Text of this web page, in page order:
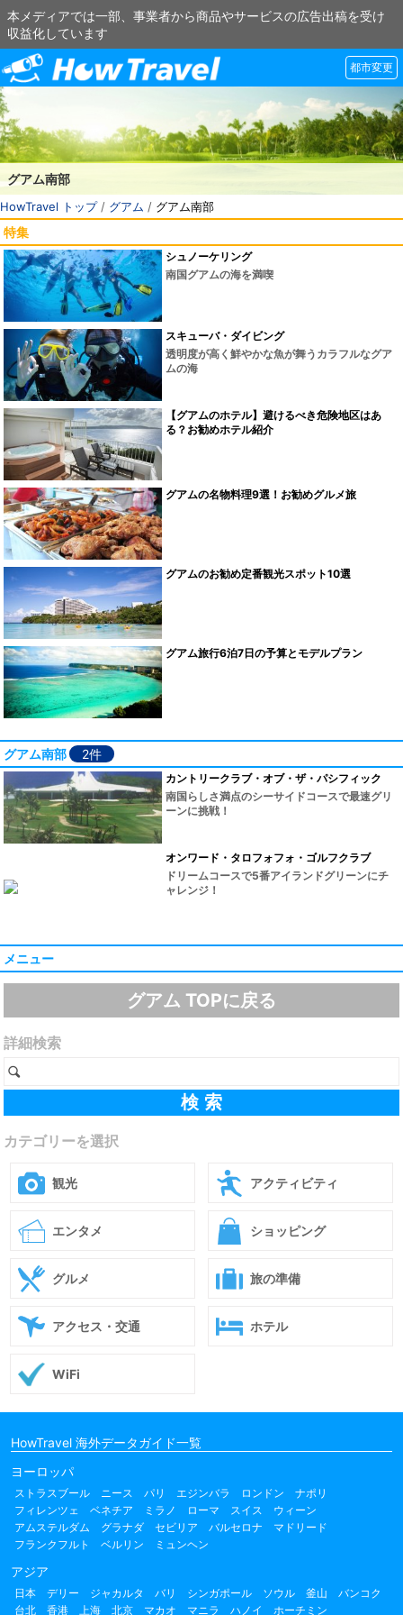
本メディアでは一部、事業者から商品やサービスの広告出稿を受け
収益化しています
都市変更
グアム南部
HowTravel トップ/ グアム / グアム南部
特集
シュノーケリング
南国グアムの海を満喫
スキューバ・ダイビング
透明度が高く鮮やかな魚が舞うカラフルなグア
ムの海
【グアムのホテル】避けるべき危険地区はあ
る？お勧めホテル紹介
グアムの名物料理9選！お勧めグルメ旅
グアムのお勧め定番観光スポット10選
グアム旅行6泊7日の予算とモデルプラン
グアム南部 2件
カントリークラブ・オブ・ザ・パシフィック
南国らしさ満点のシーサイドコースで最速グリ
ーンに挑戦！
オンワード・タロフォフォ・ゴルフクラブ
ドリームコースで5番アイランドグリーンにチ
ャレンジ！
メニュー
グアム TOPに戻る
詳細検索
カテゴリーを選択
観光 アクティビティ
エンタメ ショッピング
グルメ 旅の準備
アクセス・交通 ホテル
WiFi
HowTravel 海外データガイド一覧
ヨーロッパ
ストラスブール ニース パリ エジンバラ ロンドン
ナポリ
フィレンツェ
ベネチア ミラノ ローマ スイス
ウィーン
アムステルダム
グラナダ セビリア バルセロナ
マドリード
フランクフルト
ベルリン ミュンヘン
アジア
日本 デリー ジャカルタ バリ シンガポール ソウル 釜山
バンコク
台北
香港 上海 北京 マカオ マニラ ハノイ ホーチミン